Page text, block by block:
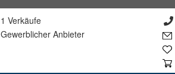
1 Verkäufe
Gewerblicher Anbieter